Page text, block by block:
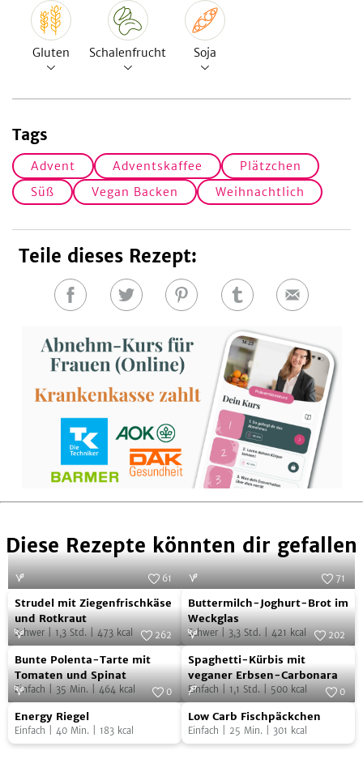
Gluten Schalenfrucht Soja
Tags
Advent Adventskaffee
Plätzchen
Süß
Vegan Backen Weihnachtlich
Teile dieses Rezept:
Auf
teilen
Auf
teilen
Auf
teilen
Auf
teilen
E-
Diese Rezepte könnten dir gefallen
Strudel
mit
Ziegenfrischkäse
und
Rotkraut
Foto: Juliette Chrétien/AT Verlag
61
Strudel mit Ziegenfrischkäse
und Rotkraut
Schwer| 1,3 Std. 473 kcal
Buttermilch-
Joghurt-
Brot
im
Weckglas
Foto: SevenCooks
71
Buttermilch-Joghurt-Brot im
Weckglas
Schwer| 3,3 Std. 421 kcal
Bunte
Polenta-
Tarte
mit
Tomaten
SevenCooks
262
Bunte Polenta-Tarte mit
Tomaten und Spinat
Einfach 35 Min. 464 kcal
Spaghetti-
Kürbis
mit
veganer
Erbsen-
Foto:
202
Spaghetti-Kürbis mit
veganer Erbsen-Carbonara
Einfach 1,1 Std. 500 kcal
Energy
Riegel
0
Energy Riegel
Einfach 40 Min. 183 kcal
Low
Carb
Fischpäckchen
Foto:SevenCooks
0
Low Carb Fischpäckchen
Einfach 25 Min. 301 kcal